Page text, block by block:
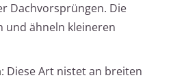
Dachvorsprüngen. Die
und ähneln kleineren
: Diese Art nistet an breiten